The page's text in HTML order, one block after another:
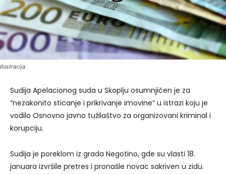
Ilustracija
Sudija Apelacionog suda u Skoplju osumnjičen je za
“nezakonito sticanje i prikrivanje imovine” u istrazi koju je
vodilo Osnovno javno tužilaštvo za organizovani kriminal i
korupciju.
Sudija je poreklom iz grada Negotino, gde su vlasti 18.
januara izvršile pretres i pronašle novac sakriven u zidu.